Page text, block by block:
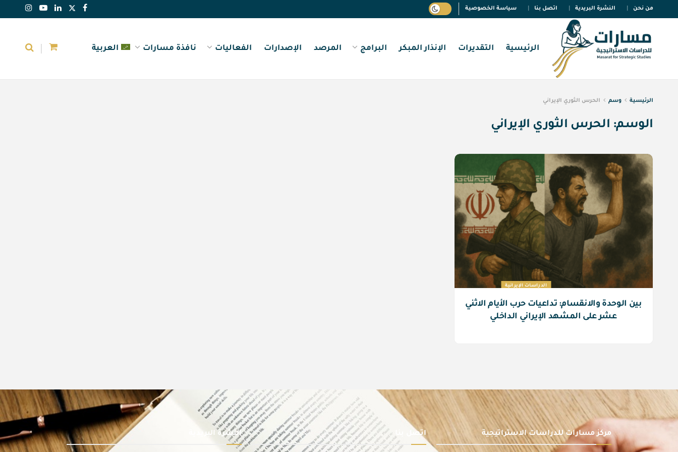
من نحن النشرة البريدية اتصل بنا سياسة الخصوصية
الرئيسية التقديرات الإنذار المبكر البرامج المرصد الإصدارات الفعاليات نافذة مسارات العربية
الرئيسية وسم الحرس الثوري الإيراني
الوسم: الحرس الثوري الإيراني
الدراسات الإيرانية
بين الوحدة والانقسام: تداعيات حرب الأيام الاثني
عشر على المشهد الإيراني الداخلي
مركز مسارات للدراسات الاستراتيجية اتصل بنا النشرة البريدية